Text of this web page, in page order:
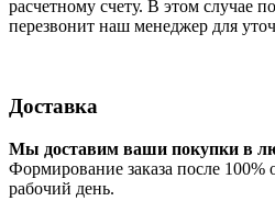
расчетному счету. В этом случае
перезвонит наш менеджер для
Доставка
Мы доставим ваши покупки в
Формирование заказа после 100%
рабочий день.